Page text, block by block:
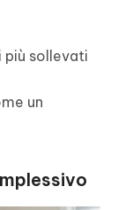
più sollevati
un